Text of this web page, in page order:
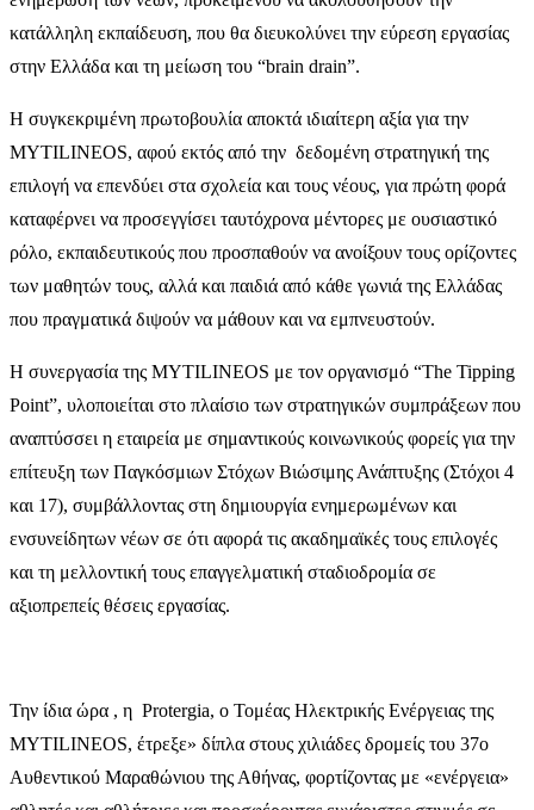
κατάλληλη εκπαίδευση, που θα διευκολύνει την εύρεση εργασίας
στην Ελλάδα και τη μείωση του “brain drain”.
Η συγκεκριμένη πρωτοβουλία αποκτά ιδιαίτερη αξία για την
MYTILINEOS, αφού εκτός από την δεδομένη στρατηγική της
επιλογή να επενδύει στα σχολεία και τους νέους, για πρώτη φορά
καταφέρνει να προσεγγίσει ταυτόχρονα μέντορες με ουσιαστικό
ρόλο, εκπαιδευτικούς που προσπαθούν να ανοίξουν τους ορίζοντες
των μαθητών τους, αλλά και παιδιά από κάθε γωνιά της Ελλάδας
που πραγματικά διψούν να μάθουν και να εμπνευστούν.
Η συνεργασία της MYTILINEOS με τον οργανισμό “The Tipping
Point”, υλοποιείται στο πλαίσιο των στρατηγικών συμπράξεων που
αναπτύσσει η εταιρεία με σημαντικούς κοινωνικούς φορείς για την
επίτευξη των Παγκόσμιων Στόχων Βιώσιμης Ανάπτυξης (Στόχοι 4
και 17), συμβάλλοντας στη δημιουργία ενημερωμένων και
ενσυνείδητων νέων σε ότι αφορά τις ακαδημαϊκές τους επιλογές
και τη μελλοντική τους επαγγελματική σταδιοδρομία σε
αξιοπρεπείς θέσεις εργασίας.
Την ίδια ώρα , η Protergia, ο Τομέας Ηλεκτρικής Ενέργειας της
MYTILINEOS, έτρεξε» δίπλα στους χιλιάδες δρομείς του 37ο
Αυθεντικού Μαραθώνιου της Αθήνας, φορτίζοντας με «ενέργεια»